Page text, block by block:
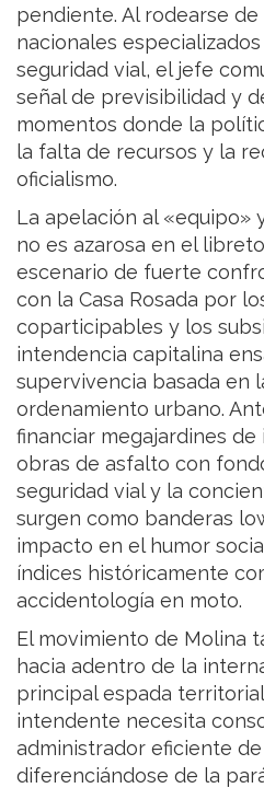
pendiente. Al rodearse
nacionales
seguridad vial, el jefe
señal de previsibilidad y
momentos donde la
la falta de recursos y la
oficialismo.
La apelación al «equipo»
no es azarosa en el
escenario de fuerte
con la Casa Rosada por
coparticipables y los
intendencia capitalina
supervivencia basada en
ordenamiento urbano.
financiar megajardines
obras de asfalto con
seguridad vial y la
surgen como banderas
impacto en el humor
índices históricamente
accidentología en moto.
El movimiento de Molina
hacia adentro de la
principal espada
intendente necesita
administrador eficiente de
diferenciándose de la